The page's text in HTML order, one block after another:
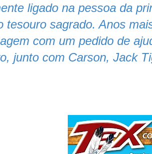
ligado na pessoa da
tesouro sagrado. Anos
com um pedido de
junto com Carson, Jack